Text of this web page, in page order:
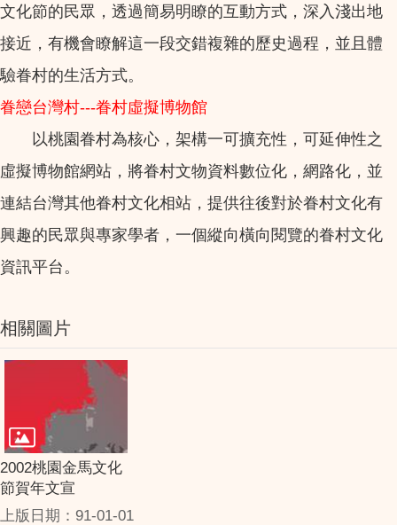
文化節的民眾，透過簡易明瞭的互動方式，深入淺出地
接近，有機會瞭解這一段交錯複雜的歷史過程，並且體
驗眷村的生活方式。
眷戀台灣村---眷村虛擬博物館
以桃園眷村為核心，架構一可擴充性，可延伸性之
虛擬博物館網站，將眷村文物資料數位化，網路化，並
連結台灣其他眷村文化相站，提供往後對於眷村文化有
興趣的民眾與專家學者，一個縱向橫向閱覽的眷村文化
資訊平台。
相關圖片
2002桃園金馬文化
節賀年文宣
上版日期：91-01-01